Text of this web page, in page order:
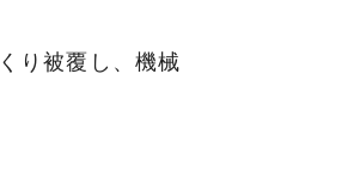
り被覆し、機械